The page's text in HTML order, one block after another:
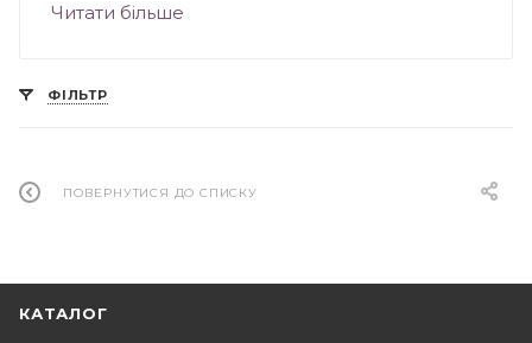
випускати серйозні книги для широкого
науково-популярних творах, особливе
сьогоднішній день «Penguin Books» - це
Читати більше
ФІЛЬТР
ПОВЕРНУТИСЯ ДО СПИСКУ
КАТАЛОГ